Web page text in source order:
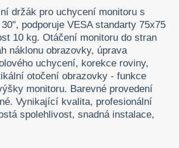
držák pro uchycení monitoru s
podporuje VESA standarty 75x75
10 kg. Otáčení monitoru do stran
náklonu obrazovky, úprava
uchycení, korekce roviny,
otočení obrazovky - funkce
monitoru. Barevné provedení
Vynikající kvalita, profesionální
spolehlivost, snadná instalace,